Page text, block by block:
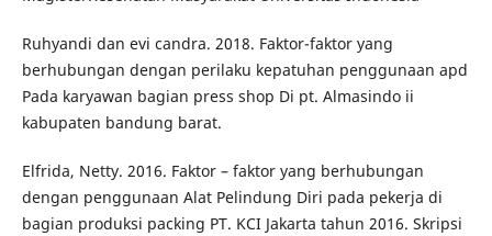
Ruhyandi dan evi candra. 2018. Faktor-faktor yang
berhubungan dengan perilaku kepatuhan penggunaan apd
Pada karyawan bagian press shop Di pt. Almasindo ii
kabupaten bandung barat.
Elfrida, Netty. 2016. Faktor – faktor yang berhubungan
dengan penggunaan Alat Pelindung Diri pada pekerja di
bagian produksi packing PT. KCI Jakarta tahun 2016. Skripsi